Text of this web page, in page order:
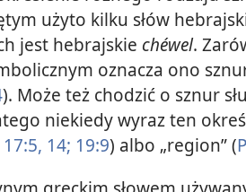
użyto kilku słów
jest hebrajskie chéwel.
oznacza ono
). Może też chodzić o sznur
niekiedy wyraz ten
17:5, 14; 19:9) albo „region” (